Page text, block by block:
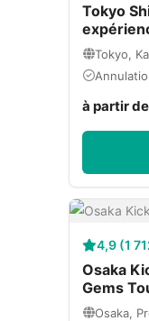
Tokyo
Tokyo,
à partir
4,9 (1
Osaka
Gems
Osaka,